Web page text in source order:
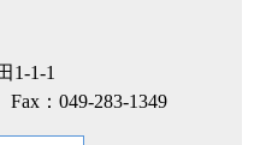
1-1-1
Fax：049-283-1349